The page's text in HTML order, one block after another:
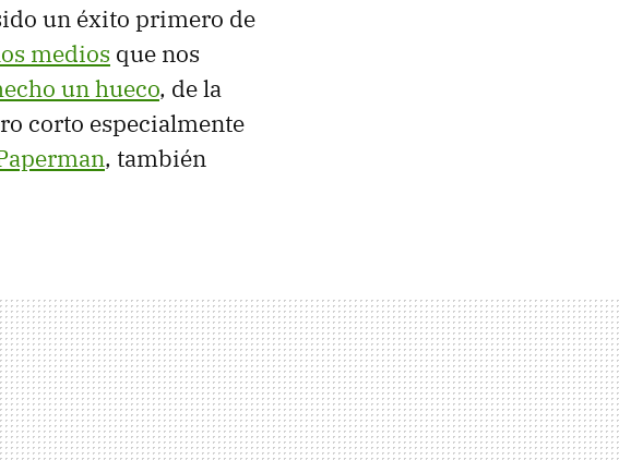
un éxito primero de
medios que nos
un hueco, de la
corto especialmente
, también